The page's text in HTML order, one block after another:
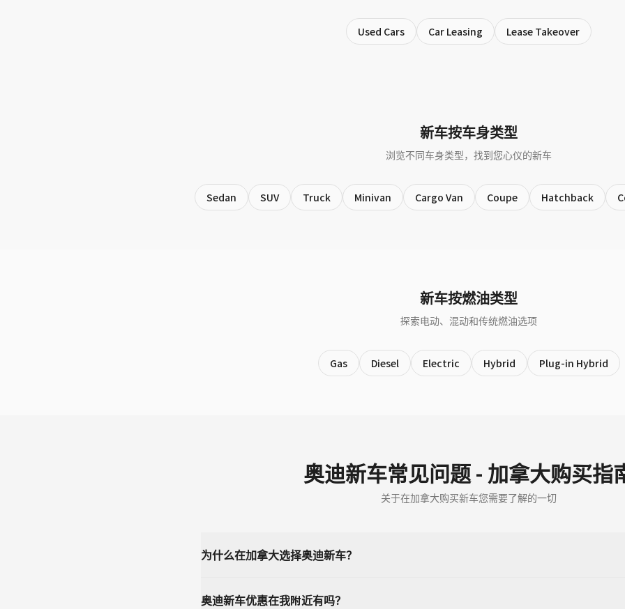
Used Cars Car Leasing Lease Takeover
新车按车身类型
浏览不同车身类型，找到您心仪的新车
Sedan SUV Truck Minivan Cargo Van Coupe Hatchback
新车按燃油类型
探索电动、混动和传统燃油选项
Gas Diesel Electric Hybrid Plug-in Hybrid
奥迪新车常见问题 - 加拿大购买指
关于在加拿大购买新车您需要了解的一切
为什么在加拿大选择奥迪新车？
奥迪新车优惠在我附近有吗？